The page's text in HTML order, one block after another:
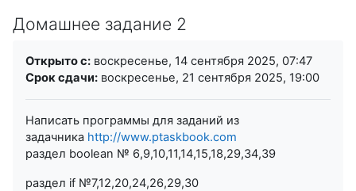
Домашнее задание 2
Открыто с: воскресенье, 14 сентября 2025, 07:47
Срок сдачи: воскресенье, 21 сентября 2025, 19:00
Написать программы для заданий из
задачника http://www.ptaskbook.com
раздел boolean № 6,9,10,11,14,15,18,29,34,39
раздел if №7,12,20,24,26,29,30